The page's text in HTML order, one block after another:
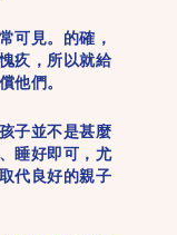
見。的確，
疚，所以就給
他們。
子並不是甚麼
睡好即可，尤
代良好的親子